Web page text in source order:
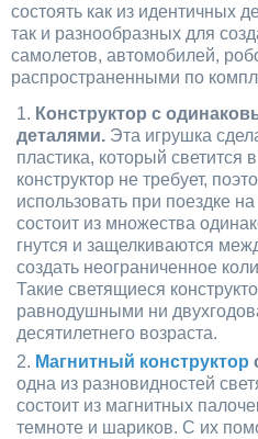
состоять как из идентичных
так и разнообразных для
самолетов, автомобилей,
распространенными по
Конструктор с
деталями.Эта игрушка
пластика, который светится
конструктор не требует,
использовать при поездке
состоит из множества
гнутся и защелкиваются
создать неограниченное
Такие светящиеся
равнодушными ни
десятилетнего возраста.
Магнитный конструктор
одна из разновидностей
состоит из магнитных
темноте и шариков. С их